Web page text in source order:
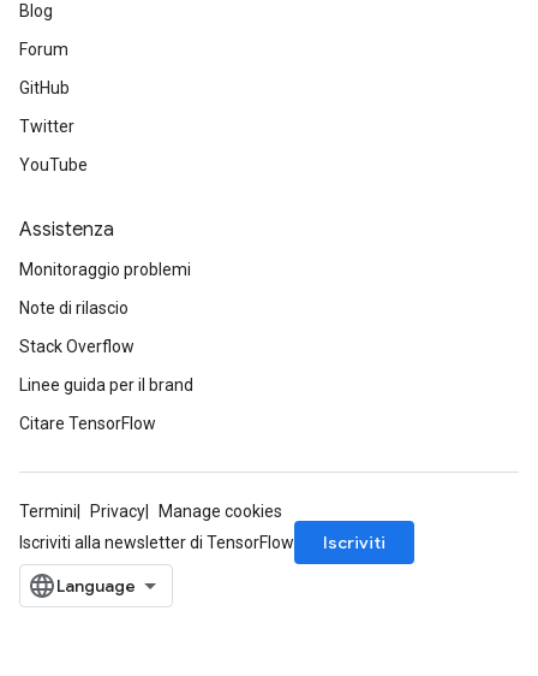
Blog
Forum
GitHub
Twitter
YouTube
Assistenza
Monitoraggio problemi
Note di rilascio
Stack Overflow
Linee guida per il brand
Citare TensorFlow
Termini Privacy
Manage cookies
Iscriviti alla newsletter di TensorFlow
Iscriviti